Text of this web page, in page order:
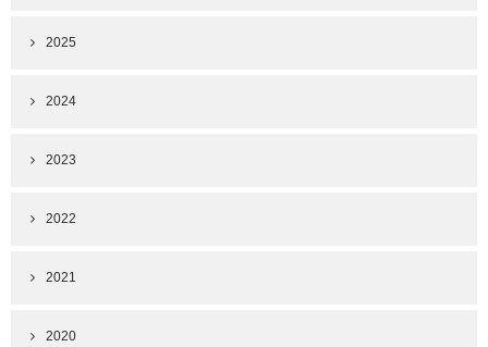
2025
2024
2023
2022
2021
2020